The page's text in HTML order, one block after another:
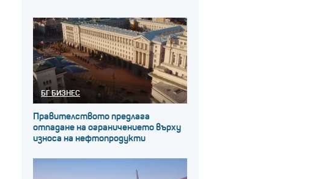
БГ БИЗНЕС
Правителството предлага
отпадане на ограничението върху
износа на нефтопродукти